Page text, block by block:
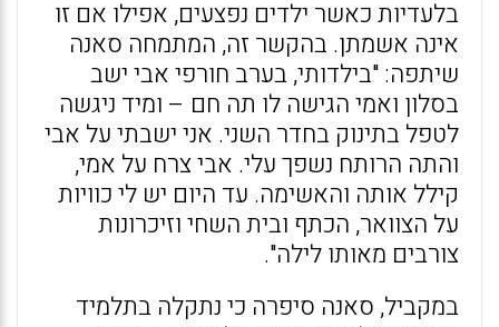
בלעדיות כאשר ילדים נפצעים, אפילו אם זו
אינה אשמתן. בהקשר זה, המתמחה סאנה
שיתפה: "בילדותי, בערב חורפי אבי ישב
בסלון ואמי הגישה לו תה חם – ומיד ניגשה
לטפל בתינוק בחדר השני. אני ישבתי על אבי
והתה הרותח נשפך עלי. אבי צרח על אמי,
קילל אותה והאשימה. עד היום יש לי כוויות
על הצוואר, הכתף ובית השחי וזיכרונות
צורבים מאותו לילה".
במקביל, סאנה סיפרה כי נתקלה בתלמיד